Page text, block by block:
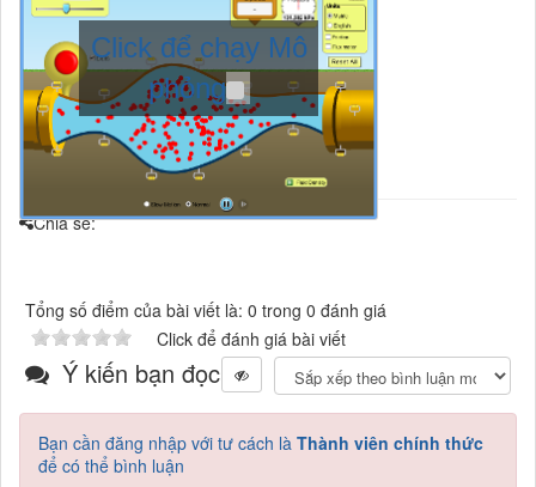
Click để chạy Mô
phỏng
Chia sẻ:
Tổng số điểm của bài viết là: 0 trong 0 đánh giá
Click để đánh giá bài viết
Ý kiến bạn đọc
Bạn cần đăng nhập với tư cách là Thành viên chính thức
để có thể bình luận